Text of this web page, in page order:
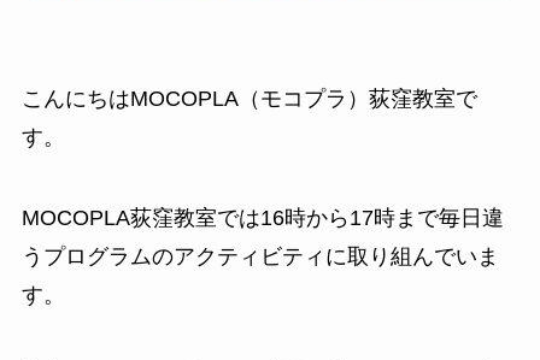
こんにちはMOCOPLA（モコプラ）荻窪教室で
す。
MOCOPLA荻窪教室では16時から17時まで毎日違
うプログラムのアクティビティに取り組んでいま
す。